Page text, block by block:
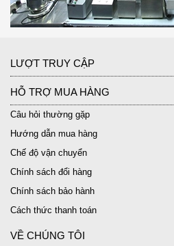
LƯỢT TRUY CẬP
HỖ TRỢ MUA HÀNG
Câu hỏi thường gặp
Hướng dẫn mua hàng
Chế độ vận chuyển
Chính sách đổi hàng
Chính sách bảo hành
Cách thức thanh toán
VỀ CHÚNG TÔI